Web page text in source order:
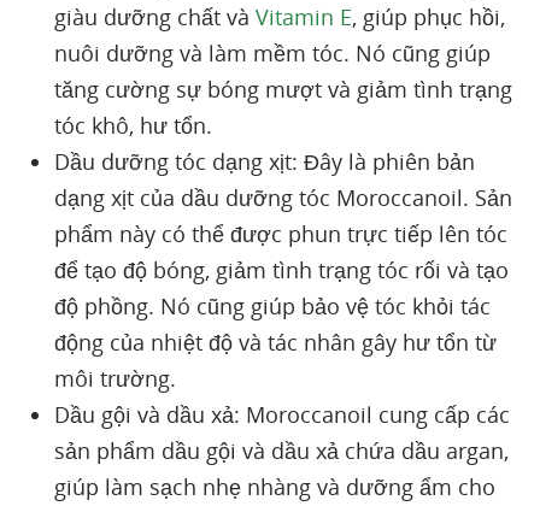
giàu dưỡng chất và Vitamin E, giúp phục hồi,
nuôi dưỡng và làm mềm tóc. Nó cũng giúp
tăng cường sự bóng mượt và giảm tình trạng
tóc khô, hư tổn.
Dầu dưỡng tóc dạng xịt: Đây là phiên bản
dạng xịt của dầu dưỡng tóc Moroccanoil. Sản
phẩm này có thể được phun trực tiếp lên tóc
để tạo độ bóng, giảm tình trạng tóc rối và tạo
độ phồng. Nó cũng giúp bảo vệ tóc khỏi tác
động của nhiệt độ và tác nhân gây hư tổn từ
môi trường.
Dầu gội và dầu xả: Moroccanoil cung cấp các
sản phẩm dầu gội và dầu xả chứa dầu argan,
giúp làm sạch nhẹ nhàng và dưỡng ẩm cho